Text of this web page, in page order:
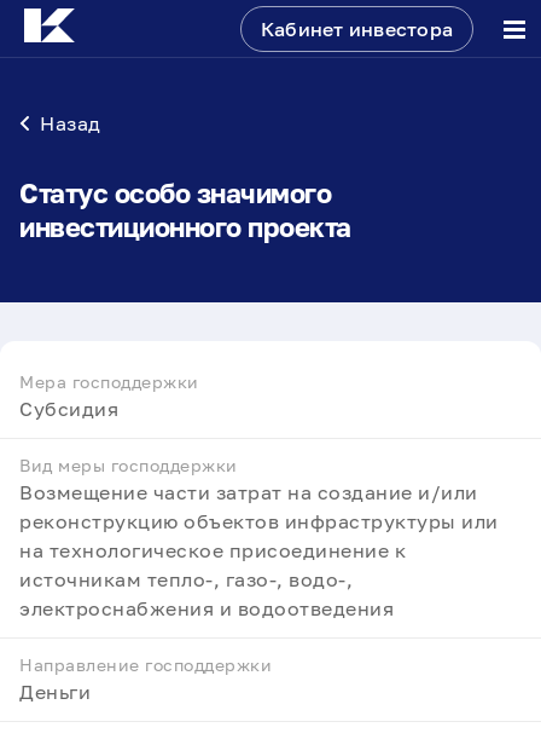
Кабинет инвестора
Назад
Статус особо значимого
инвестиционного проекта
Мера господдержки
Субсидия
Вид меры господдержки
Возмещение части затрат на создание и/или
реконструкцию объектов инфраструктуры или
на технологическое присоединение к
источникам тепло-, газо-, водо-,
электроснабжения и водоотведения
Направление господдержки
Деньги